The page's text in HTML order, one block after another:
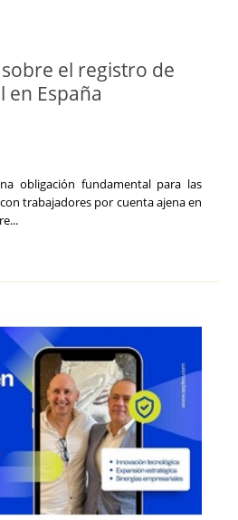
el registro de
España
obligación fundamental para las
trabajadores por cuenta ajena en